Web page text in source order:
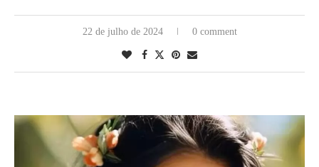
22 de julho de 2024 0 comment